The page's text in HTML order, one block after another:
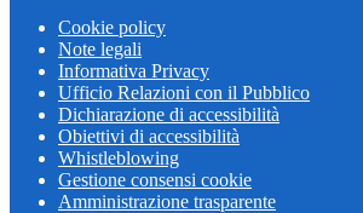
Cookie policy
Note legali
Informativa Privacy
Ufficio Relazioni con il Pubblico
Dichiarazione di accessibilità
Obiettivi di accessibilità
Whistleblowing
Gestione consensi cookie
Amministrazione trasparente